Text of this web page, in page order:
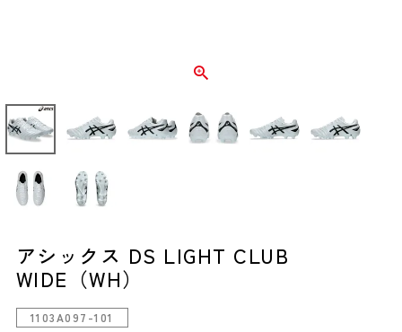
アシックス DS LIGHT CLUB
WIDE（WH）
1103A097-101